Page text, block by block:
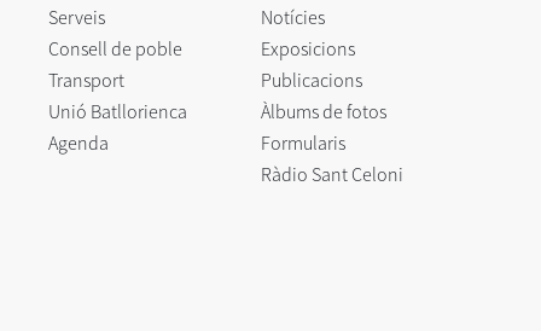
Serveis
Consell de poble
Transport
Unió Batllorienca
Agenda
Notícies
Exposicions
Publicacions
Àlbums de fotos
Formularis
Ràdio Sant Celoni